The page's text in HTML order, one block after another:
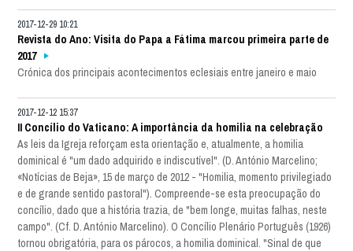
2017-12-29 10:21
Revista do Ano: Visita do Papa a Fátima marcou primeira parte de
2017
Crónica dos principais acontecimentos eclesiais entre janeiro e maio
2017-12-12 15:37
II Concílio do Vaticano: A importância da homilia na celebração
As leis da Igreja reforçam esta orientação e, atualmente, a homilia
dominical é "um dado adquirido e indiscutível". (D. António Marcelino;
«Notícias de Beja», 15 de março de 2012 - "Homilia, momento privilegiado
e de grande sentido pastoral"). Compreende-se esta preocupação do
concílio, dado que a história trazia, de "bem longe, muitas falhas, neste
campo". (Cf. D. António Marcelino). O Concílio Plenário Português (1926)
tornou obrigatória, para os párocos, a homilia dominical. "Sinal de que